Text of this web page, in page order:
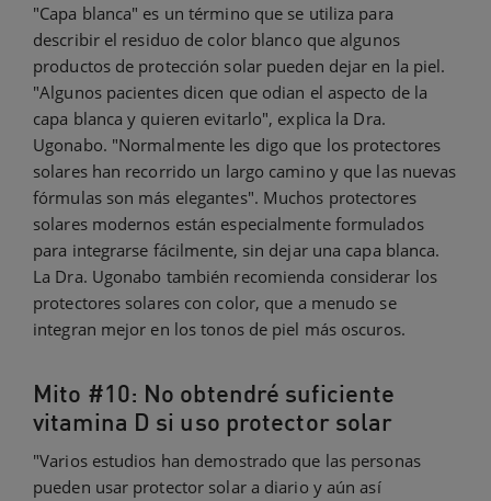
"Capa blanca" es un término que se utiliza para
describir el residuo de color blanco que algunos
productos de protección solar pueden dejar en la piel.
"Algunos pacientes dicen que odian el aspecto de la
capa blanca y quieren evitarlo", explica la Dra.
Ugonabo. "Normalmente les digo que los protectores
solares han recorrido un largo camino y que las nuevas
fórmulas son más elegantes". Muchos protectores
solares modernos están especialmente formulados
para integrarse fácilmente, sin dejar una capa blanca.
La Dra. Ugonabo también recomienda considerar los
protectores solares con color, que a menudo se
integran mejor en los tonos de piel más oscuros.
Mito #10: No obtendré suficiente
vitamina D si uso protector solar
"Varios estudios han demostrado que las personas
pueden usar protector solar a diario y aún así